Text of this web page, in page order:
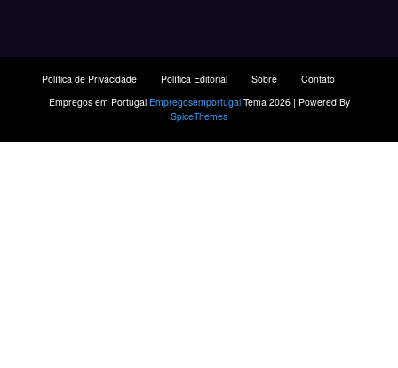
Política de Privacidade Política Editorial Sobre
Contato
Empregos em Portugal EmpregosemportugalTema 2026 | Powered By
SpiceThemes